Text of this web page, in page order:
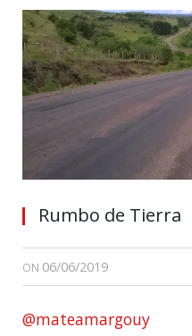
Rumbo de Tierra
ON 06/06/2019
@mateamargouy